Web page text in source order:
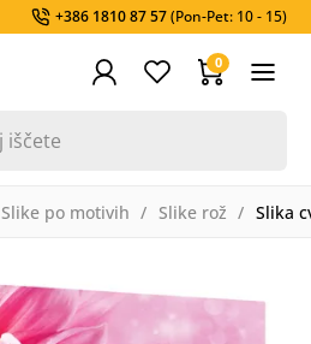
+386 1810 87 57(Pon-Pet: 10 - 15)
0
Slike po motivih Slike rož Slika